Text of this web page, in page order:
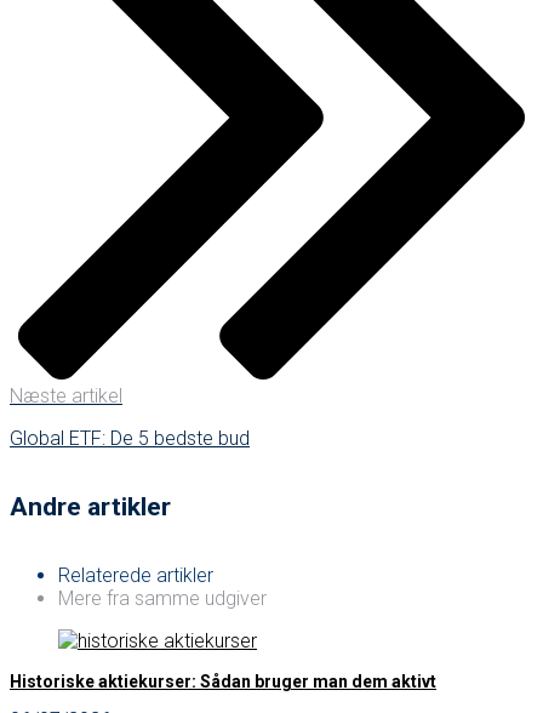
Næste artikel
Global ETF: De 5 bedste bud
Andre artikler
Relaterede artikler
Mere fra samme udgiver
Historiske aktiekurser: Sådan bruger man dem aktivt